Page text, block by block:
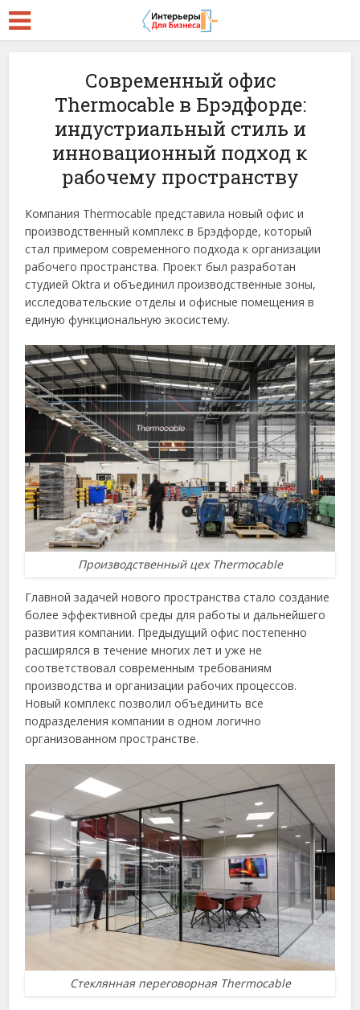
Современный офис
Thermocable в Брэдфорде:
индустриальный стиль и
инновационный подход к
рабочему пространству
Компания Thermocable представила новый офис и
производственный комплекс в Брэдфорде, который
стал примером современного подхода к организации
рабочего пространства. Проект был разработан
студией Oktra и объединил производственные зоны,
исследовательские отделы и офисные помещения в
единую функциональную экосистему.
Производственный цех Thermocable
Главной задачей нового пространства стало создание
более эффективной среды для работы и дальнейшего
развития компании. Предыдущий офис постепенно
расширялся в течение многих лет и уже не
соответствовал современным требованиям
производства и организации рабочих процессов.
Новый комплекс позволил объединить все
подразделения компании в одном логично
организованном пространстве.
Стеклянная переговорная Thermocable